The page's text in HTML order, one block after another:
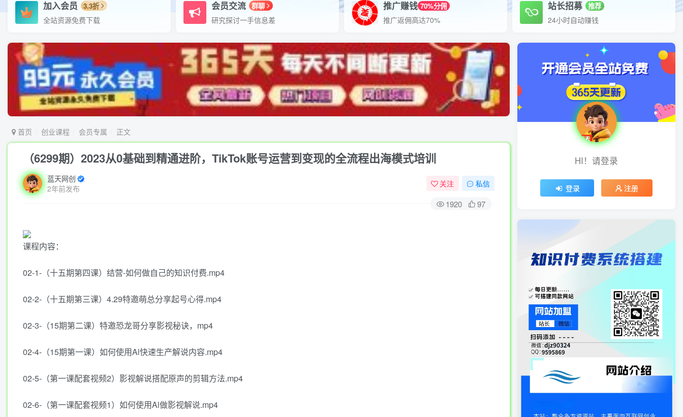
加入会员 3.3折
全站资源免费下载
会员交流 群聊
研究探讨一手信息差
推广赚钱 70%分佣
推广返佣高达70%
站长招募 推荐
24小时自动赚钱
首页 创业课程 会员专属 正文
（6299期）2023从0基础到精通进阶，TikTok账号运营到变现的全流程出海模式培训
蓝天网创
2年前发布
关注 私信
1920 97
课程内容：
02-1-（十五期第四课）结营-如何做自己的知识付费.mp4
02-2-（十五期第三课）4.29特邀萌总分享起号心得.mp4
02-3-（15期第二课）特邀恐龙哥分享影视秘诀，mp4
02-4-（15期第一课）如何使用Al快速生产解说内容.mp4
02-5-（第一课配套视频2）影视解说搭配原声的剪辑方法.mp4
02-6-（第一课配套视频1）如何使用Al做影视解说.mp4
HI！请登录
登录 注册